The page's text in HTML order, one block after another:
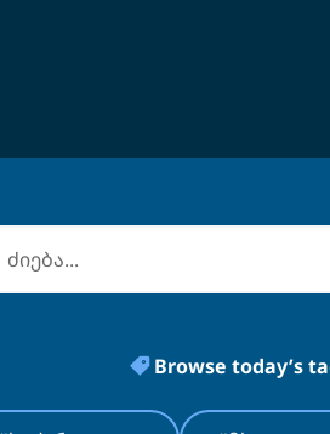
Browse today’s